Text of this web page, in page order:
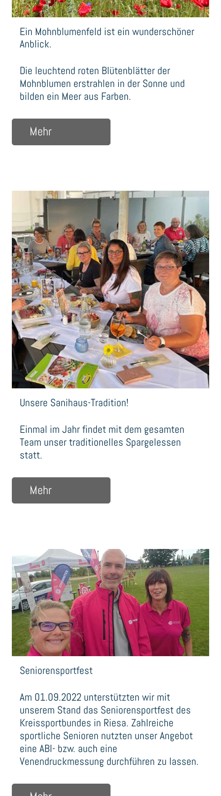
Ein Mohnblumenfeld ist ein wunderschöner
Anblick.
Die leuchtend roten Blütenblätter der
Mohnblumen erstrahlen in der Sonne und
bilden ein Meer aus Farben.
Mehrüber Ein Mohnblumenfeld ist ein
Unsere Sanihaus-Tradition!
Einmal im Jahr findet mit dem gesamten
Team unser traditionelles Spargelessen
statt.
Mehrüber Unsere Sanihaus-Tradition!
Seniorensportfest
Am 01.09.2022 unterstützten wir mit
unserem Stand das Seniorensportfest des
Kreissportbundes in Riesa. Zahlreiche
sportliche Senioren nutzten unser Angebot
eine ABI- bzw. auch eine
Venendruckmessung durchführen zu lassen.